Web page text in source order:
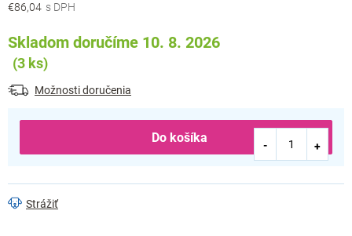
€86,04
Jednotková
Skladom doručíme 10. 8. 2026
(3 ks)
Možnosti doručenia
Do košíka
Strážiť